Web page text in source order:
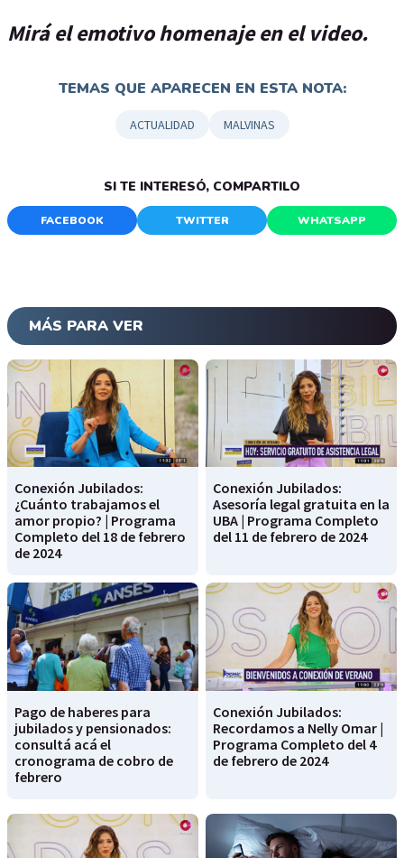
Mirá el emotivo homenaje en el video.
TEMAS QUE APARECEN EN ESTA NOTA:
ACTUALIDAD MALVINAS
SI TE INTERESÓ, COMPARTILO
FACEBOOK TWITTER WHATSAPP
MÁS PARA VER
Conexión Jubilados:
¿Cuánto trabajamos el
amor propio? | Programa
Completo del 18 de febrero
de 2024
Conexión Jubilados:
Asesoría legal gratuita en la
UBA | Programa Completo
del 11 de febrero de 2024
Pago de haberes para
jubilados y pensionados:
consultá acá el
cronograma de cobro de
febrero
Conexión Jubilados:
Recordamos a Nelly Omar |
Programa Completo del 4
de febrero de 2024